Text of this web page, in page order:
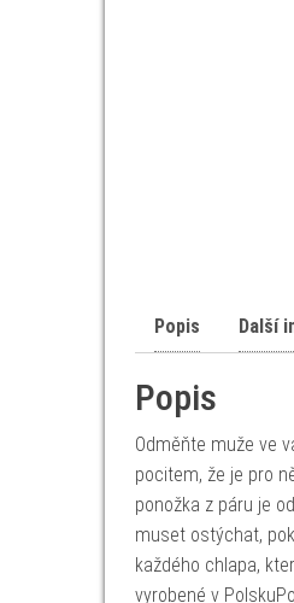
Popis Další
Popis
Odměňte muže ve
pocitem, že je pro
ponožka z páru je
muset ostýchat,
každého chlapa,
vyrobené v